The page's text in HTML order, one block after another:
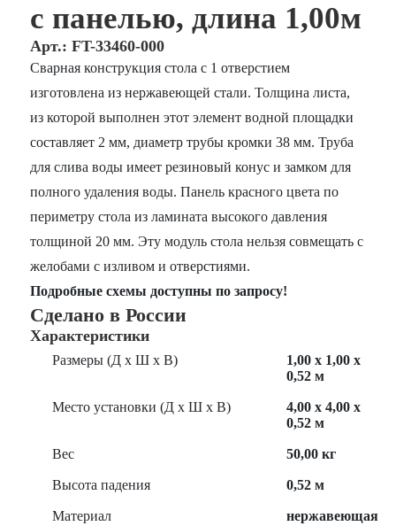
с панелью, длина 1,00м
Арт.: FT-33460-000
Сварная конструкция стола с 1 отверстием
изготовлена из нержавеющей стали. Толщина листа,
из которой выполнен этот элемент водной площадки
составляет 2 мм, диаметр трубы кромки 38 мм. Труба
для слива воды имеет резиновый конус и замком для
полного удаления воды. Панель красного цвета по
периметру стола из ламината высокого давления
толщиной 20 мм. Эту модуль стола нельзя совмещать с
желобами с изливом и отверстиями.
Подробные схемы доступны по запросу!
Сделано в России
Характеристики
Размеры (Д х Ш х В)
1,00 х 1,00 х
0,52 м
Место установки (Д х Ш х В)
4,00 х 4,00 х
0,52 м
Вес 50,00 кг
Высота падения 0,52 м
Материал
нержавеющая